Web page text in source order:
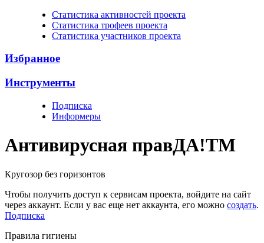
Cтатистика активностей проекта
Cтатистика трофеев проекта
Cтатистика участников проекта
Избранное
Инструменты
Подписка
Информеры
Антивирусная правДА!TM
Кругозор без горизонтов
Чтобы получить доступ к сервисам проекта, войдите на сайт
через аккаунт. Если у вас еще нет аккаунта, его можно создать.
Подписка
Правила гигиены